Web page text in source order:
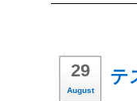
テ
29
August